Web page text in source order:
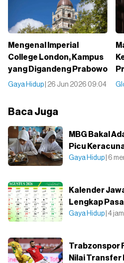
Mengenal Imperial
College London, Kampus
yang Digandeng Prabowo
Gaya Hidup | 26 Jun 2026 09:04
Baca Juga
MBG Bakal
Picu
Gaya Hidup | 6
Kalender
Lengkap
Gaya Hidup | 4
Trabzonspor
Nilai Transfer